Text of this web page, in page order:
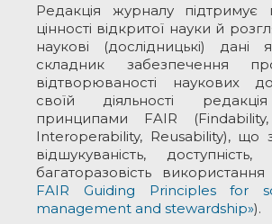
Редакція журналу підтримує
цінності відкритої науки й
наукові (дослідницькі) дані
складник забезпечення
відтворюваності наукових
своїй діяльності
принципами FAIR (Findability,
Interoperability, Reusability), що
відшукуваність, доступність,
багаторазовість
FAIR Guiding Principles for
management and stewardship»).